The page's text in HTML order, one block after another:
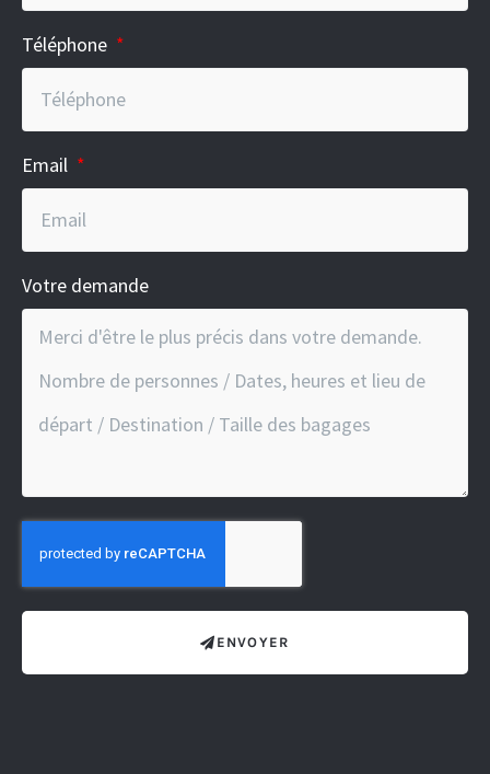
Téléphone
Email
Votre demande
ENVOYER